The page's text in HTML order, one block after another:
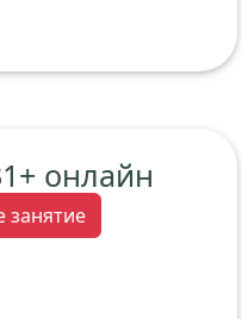
онлайн
занятие